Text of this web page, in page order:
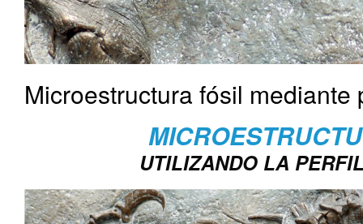
Microestructura fósil mediante
UTILIZANDO LA